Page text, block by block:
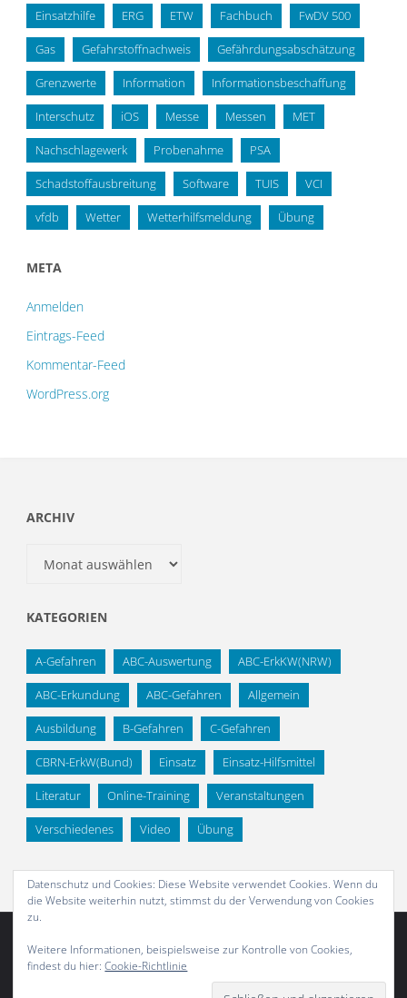
Einsatzhilfe ERG ETW Fachbuch FwDV 500
Gas Gefahrstoffnachweis Gefährdungsabschätzung
Grenzwerte Information Informationsbeschaffung
Interschutz iOS Messe Messen MET
Nachschlagewerk Probenahme PSA
Schadstoffausbreitung Software TUIS VCI
vfdb Wetter Wetterhilfsmeldung Übung
META
Anmelden
Eintrags-Feed
Kommentar-Feed
WordPress.org
ARCHIV
KATEGORIEN
A-Gefahren ABC-Auswertung ABC-ErkKW(NRW)
ABC-Erkundung ABC-Gefahren Allgemein
Ausbildung B-Gefahren C-Gefahren
CBRN-ErkW(Bund) Einsatz Einsatz-Hilfsmittel
Literatur Online-Training Veranstaltungen
Verschiedenes Video Übung
Datenschutz und Cookies: Diese Website verwendet Cookies. Wenn du
die Website weiterhin nutzt, stimmst du der Verwendung von Cookies
zu.
Weitere Informationen, beispielsweise zur Kontrolle von Cookies,
findest du hier:Cookie-Richtlinie